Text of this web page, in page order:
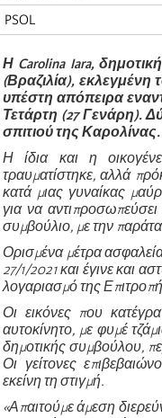
PSOL
Η Carolina Iara,
(Βραζιλία), εκλεγμένη
υπέστη απόπειρα
Τετάρτη (27 Γενάρη).
σπιτιού της Καρολίνας.
Η ίδια και η
τραυματίστηκε, αλλά
κατά μιας γυναίκας
για να
συμβούλιο, με την
Ορισμένα μέτρα
27/1/2021 και έγινε και
λογαριασμό της
Οι εικόνες που
αυτοκίνητο, με φυμέ
δημοτικής συμβούλου,
Οι γείτονες
εκείνη τηστιγμή.
«Απαιτούμε άμεση